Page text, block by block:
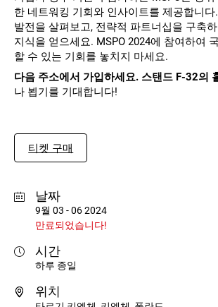
팔로우하기
X Facebook LinkedIn YouTube
한 네트워킹 기회와 인사이트를 제공합니
발전을 살펴보고, 전략적 파트너십을 구축하
지식을 얻으세요. MSPO 2024에 참여하여
할 수 있는 기회를 놓치지 마세요.
다음 주소에서 가입하세요. 스탠드 F-32의
나 뵙기를 기대합니다!
티켓 구매
날짜
9월 03 - 06 2024
만료되었습니다!
시간
하루 종일
위치